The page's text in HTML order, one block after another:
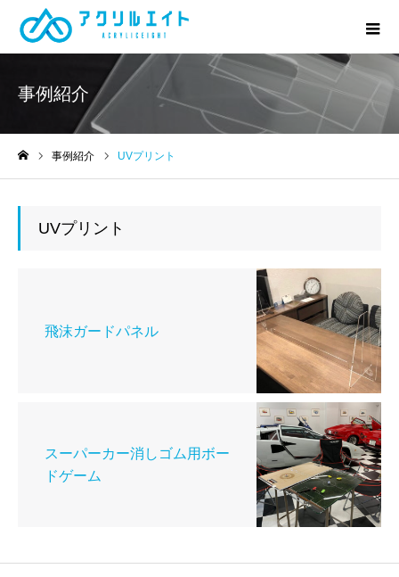
事例紹介
事例紹介 UVプリント
UVプリント
飛沫ガードパネル
スーパーカー消しゴム用ボー
ドゲーム